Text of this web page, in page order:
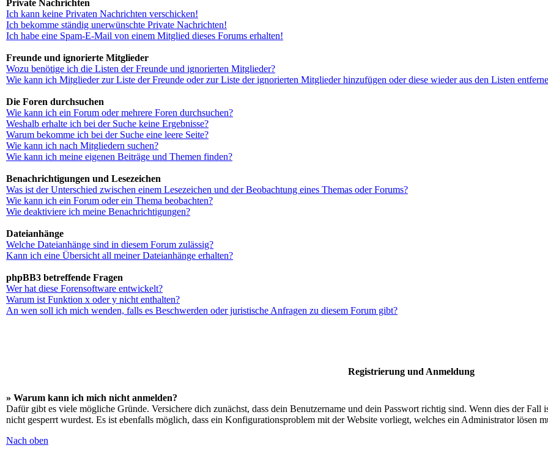
Private Nachrichten
Ich kann keine Privaten Nachrichten verschicken!
Ich bekomme ständig unerwünschte Private Nachrichten!
Ich habe eine Spam-E-Mail von einem Mitglied dieses Forums erhalten!
Freunde und ignorierte Mitglieder
Wozu benötige ich die Listen der Freunde und ignorierten Mitglieder?
Wie kann ich Mitglieder zur Liste der Freunde oder zur Liste der ignorierten Mitglieder hinzufügen oder diese wieder aus den Listen
Die Foren durchsuchen
Wie kann ich ein Forum oder mehrere Foren durchsuchen?
Weshalb erhalte ich bei der Suche keine Ergebnisse?
Warum bekomme ich bei der Suche eine leere Seite?
Wie kann ich nach Mitgliedern suchen?
Wie kann ich meine eigenen Beiträge und Themen finden?
Benachrichtigungen und Lesezeichen
Was ist der Unterschied zwischen einem Lesezeichen und der Beobachtung eines Themas oder Forums?
Wie kann ich ein Forum oder ein Thema beobachten?
Wie deaktiviere ich meine Benachrichtigungen?
Dateianhänge
Welche Dateianhänge sind in diesem Forum zulässig?
Kann ich eine Übersicht all meiner Dateianhänge erhalten?
phpBB3 betreffende Fragen
Wer hat diese Forensoftware entwickelt?
Warum ist Funktion x oder y nicht enthalten?
An wen soll ich mich wenden, falls es Beschwerden oder juristische Anfragen zu diesem Forum gibt?
Registrierung und Anmeldung
» Warum kann ich mich nicht anmelden?
Dafür gibt es viele mögliche Gründe. Versichere dich zunächst, dass dein Benutzername und dein Passwort richtig sind. Wenn dies der
nicht gesperrt wurdest. Es ist ebenfalls möglich, dass ein Konfigurationsproblem mit der Website vorliegt, welches ein Administrator lösen
Nach oben